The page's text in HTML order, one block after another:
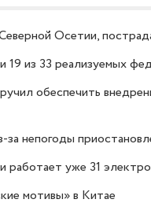
Осетии,
19 из 33 реализуемых
обеспечить
за непогоды
работает уже 31
мотивы» в Китае